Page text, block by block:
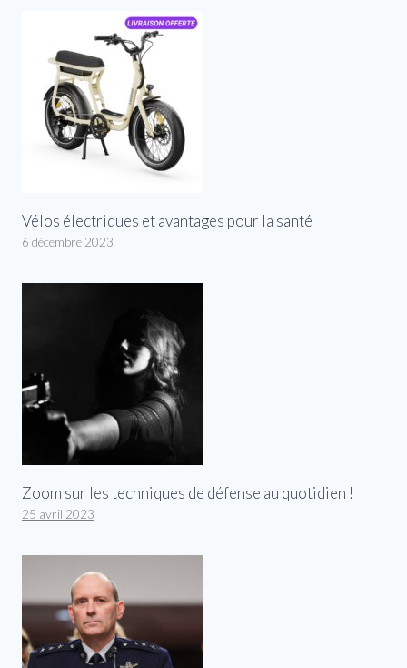
Vélos électriques et avantages pour la santé
6 décembre 2023
Zoom sur les techniques de défense au quotidien !
25 avril 2023